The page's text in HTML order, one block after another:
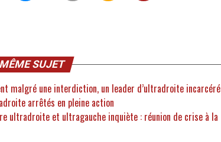
SUJET
malgré une interdiction, un leader d’ultradroite incarcéré
arrêtés en pleine action
ultradroite et ultragauche inquiète : réunion de crise à la